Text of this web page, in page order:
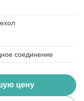
соединение
цену